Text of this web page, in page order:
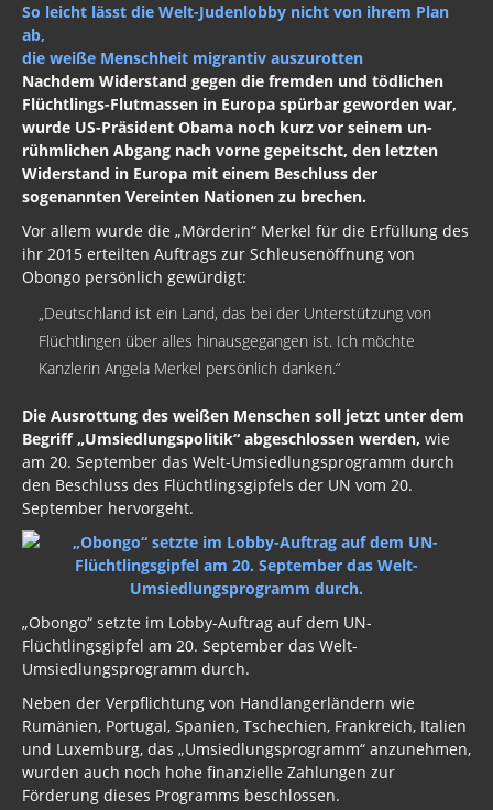
Bargeldverbot
Syrien
Libyen
Russland - Türkei
China
Brasilien
Ukraine
UN
Welt aktuell
Türkei
Russland
Archiv Informationen 2017, 2016, 2015
Musik
Gästebuch
So leicht lässt die Welt-Judenlobby nicht von ihrem Plan
ab,
die weiße Menschheit migrantiv auszurotten
Nachdem Widerstand gegen die fremden und tödlichen
Flüchtlings-Flutmassen in Europa spürbar geworden war,
wurde US-Präsident Obama noch kurz vor seinem un-
rühmlichen Abgang nach vorne gepeitscht, den letzten
Widerstand in Europa mit einem Beschluss der
sogenannten Vereinten Nationen zu brechen.
Vor allem wurde die „Mörderin“ Merkel für die Erfüllung des
ihr 2015 erteilten Auftrags zur Schleusenöffnung von
Obongo persönlich gewürdigt:
„Deutschland ist ein Land, das bei der Unterstützung von
Flüchtlingen über alles hinausgegangen ist. Ich möchte
Kanzlerin Angela Merkel persönlich danken.“
Die Ausrottung des weißen Menschen soll jetzt unter dem
Begriff „Umsiedlungspolitik“ abgeschlossen werden, wie
am 20. September das Welt-Umsiedlungsprogramm durch
den Beschluss des Flüchtlingsgipfels der UN vom 20.
September hervorgeht.
„Obongo“ setzte im Lobby-Auftrag auf dem UN-
Flüchtlingsgipfel am 20. September das Welt-
Umsiedlungsprogramm durch.
Neben der Verpflichtung von Handlangerländern wie
Rumänien, Portugal, Spanien, Tschechien, Frankreich, Italien
und Luxemburg, das „Umsiedlungsprogramm“ anzunehmen,
wurden auch noch hohe finanzielle Zahlungen zur
Förderung dieses Programms beschlossen.